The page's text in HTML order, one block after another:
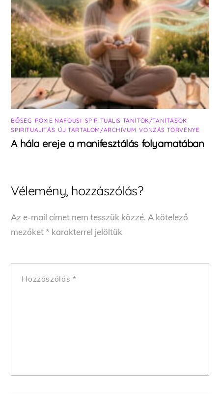
BŐSÉG ROXIE NAFOUSI SPIRITUÁLIS TANÍTÓK/TANÍTÁSOK
SPIRITUALITÁS ÚJ TARTALOM/ARCHÍVUM ,VONZÁS TÖRVÉNYE
A hála ereje a manifesztálás folyamatában
Vélemény, hozzászólás?
Az e-mail címet nem tesszük közzé. A kötelező
mezőket* karakterrel jelöltük
Hozzászólás *